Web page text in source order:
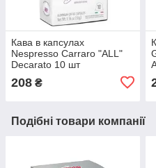
Кава в капсулах
Nespresso Carraro "ALL"
Decarato 10 шт
208 ₴
Подібні товари компанії